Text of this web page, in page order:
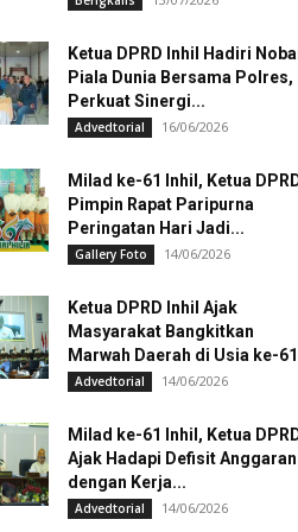
Ketua DPRD Inhil Hadiri
Piala Dunia Bersama Polres,
Perkuat Sinergi...
Advedtorial 16/06/2026
Milad ke-61 Inhil, Ketua
Pimpin Rapat Paripurna
Peringatan Hari Jadi...
Gallery Foto 14/06/2026
Ketua DPRD Inhil Ajak
Masyarakat Bangkitkan
Marwah Daerah di Usia ke-61
Advedtorial 14/06/2026
Milad ke-61 Inhil, Ketua
Ajak Hadapi Defisit Anggaran
dengan Kerja...
Advedtorial 14/06/2026